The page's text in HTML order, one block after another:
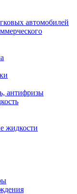
автомобилей
антифризы
жидкости